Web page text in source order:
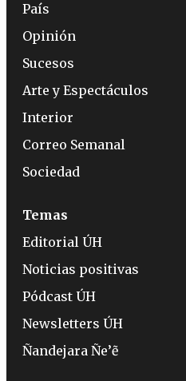
País
Opinión
Sucesos
Arte y Espectáculos
Interior
Correo Semanal
Sociedad
Temas
Editorial ÚH
Noticias positivas
Pódcast ÚH
Newsletters ÚH
Ñandejara Ñe’ẽ